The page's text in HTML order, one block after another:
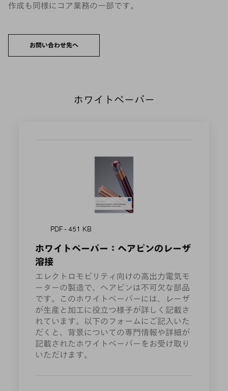
作成も同様にコア業務の一部です。
お問い合わせ先へ
ホワイトペーパー
PDF - 451 KB
ホワイトペーパー：ヘアピンのレーザ
溶接
エレクトロモビリティ向けの高出力電気モ
ーターの製造で、ヘアピンは不可欠な部品
です。このホワイトペーパーには、レーザ
が生産と加工に役立つ様子が詳しく記載さ
れています。以下のフォームにご記入いた
だくと、背景についての専門情報や詳細が
記載されたホワイトペーパーをお受け取り
いただけます。